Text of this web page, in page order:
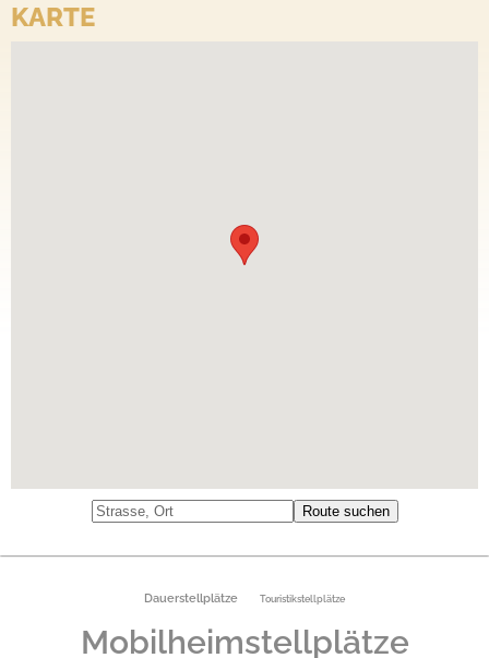
KARTE
Dauerstellplätze Touristikstellplätze
Mobilheimstellplätze